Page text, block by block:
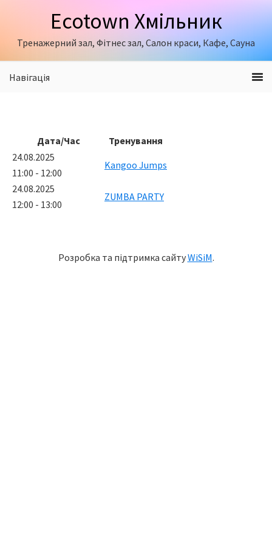
primary
content
Ecotown Хмільник
Тренажерний зал, Фітнес зал, Салон краси, Кафе, Сауна
Навігація
Дата/Час
Тренування
24.08.2025
11:00 - 12:00
Kangoo Jumps
24.08.2025
12:00 - 13:00
ZUMBA PARTY
Розробка та підтримка сайтуWiSiM.